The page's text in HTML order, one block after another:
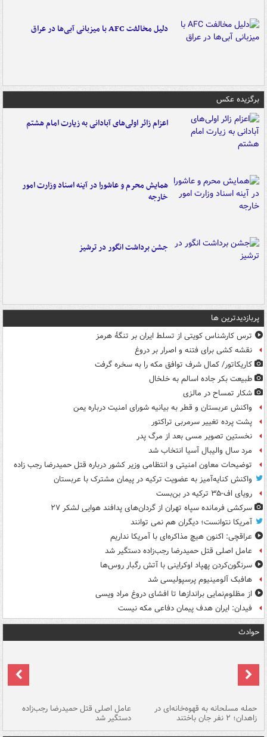
دلیل مخالفت AFC با میزبانی آبی‌ها در عراق
برگزیده عکس
اعزام زائر اولی‌های آبادانی به زیارت امام هشتم
همایش محرم و عاشورا در آینه اسناد وزارت امور
خارجه
جشن برداشت انگور در ترشیز
پربازدیدترین ها
ترس کارشناس کویتی از تسلط ایران بر تنگۀ هرمز
نقشه کشی برای فتنه و اصرار بر دروغ
کاریکاتور/ کمال شرف توافق مکه را به سخره گرفت
طبیعت بکر جاده اسالم به خلخال
شکار تمساح در مالزی
واکنش عربستان و قطر به بیانیه شورای امنیت درباره یمن
پشت پرده تغییر سرمربی تراکتور
نخستین تصویر مسی بعد از مرگ پدر
مرد سال والیبال آسیا انتخاب شد
توضیحات معاون امنیتی و انتظامی وزیر کشور درباره قتل حمیدرضا رجب زاده
واکنش کنایه‌آمیز به عضویت ترکیه در پیمان مشترک با عربستان
رویای اف-۳۵ ترکیه در بن‌بست
سرکشی فرمانده سپاه تهران از گردان‌های پدافند هوایی لشکر ۲۷
آمریکا نتوانست؛ دیگران هم نمی توانند
عراقچی: اکنون هیچ مذاکره‌ای با آمریکا نداریم
عامل اصلی قتل حمیدرضا رجب‌زاده دستگیر شد
سرنگون‌کردن پهپاد اوکراینی با آتش رگبار روس‌ها
هافبک آلومینیوم پرسپولیسی شد
از مظلوم‌نمایی براندازها تا افشای دروغ مراد ویسی
فیدان: ایران هدف پیمان دفاعی مکه نیست
حوادث
حمله مسلحانه به قهوه‌خانه‌ای در
زاهدان؛ ۲ نفر جان باختند
عامل اصلی قتل حمیدرضا رجب‌زاده
دستگیر شد